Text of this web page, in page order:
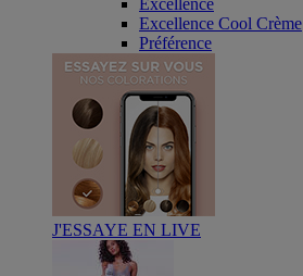
Excellence
Excellence Cool Crème
Préférence
J'ESSAYE EN LIVE